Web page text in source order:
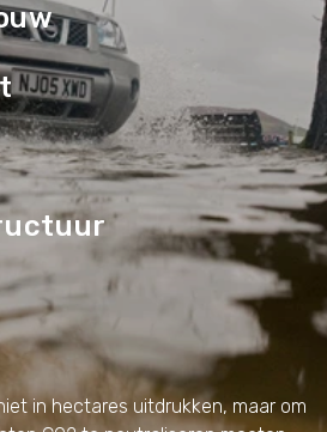
in hectares uitdrukken, maar om